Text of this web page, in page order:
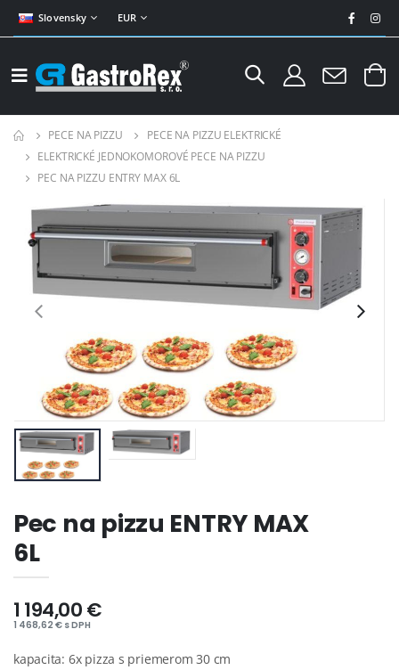
Slovensky EUR
PECE NA PIZZU
PECE NA PIZZU ELEKTRICKÉ
ELEKTRICKÉ JEDNOKOMOROVÉ PECE NA PIZZU
PEC NA PIZZU ENTRY MAX 6L
Pec na pizzu ENTRY MAX
6L
1 194,00 €
1 468,62 € s DPH
kapacita: 6x pizza s priemerom 30 cm